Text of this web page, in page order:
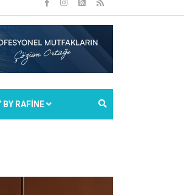
RAFİNE